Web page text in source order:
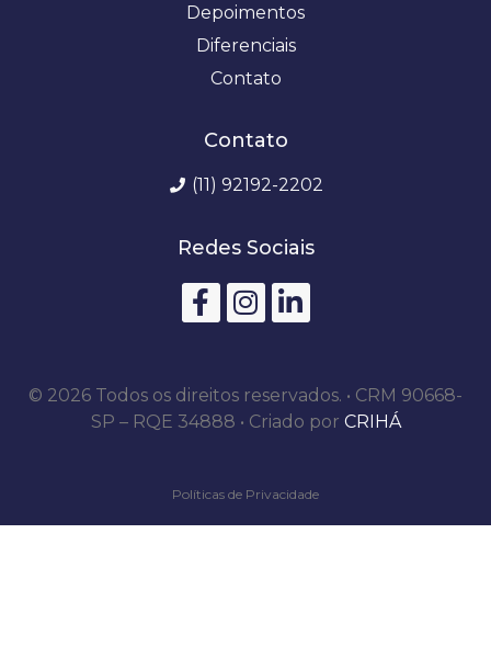
Depoimentos
Diferenciais
Contato
Contato
(11) 92192-2202
Redes Sociais
© 2026 Todos os direitos reservados. • CRM 90668-
SP – RQE 34888 • Criado por CRIHÁ
Políticas de Privacidade